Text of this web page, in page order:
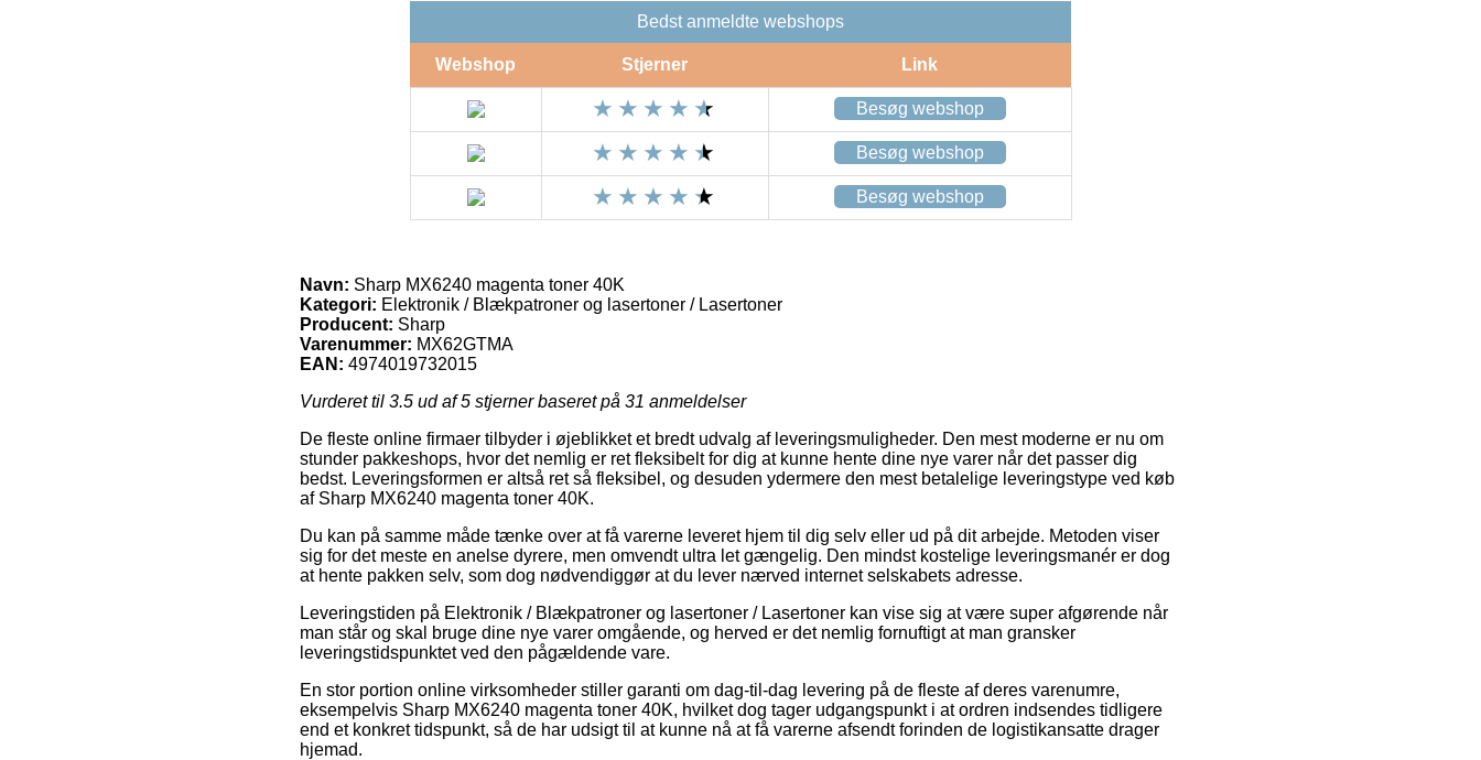
Bedst anmeldte webshops
Webshop Stjerner Link
Besøg webshop
Besøg webshop
Besøg webshop
Navn: Sharp MX6240 magenta toner 40K
Kategori: Elektronik / Blækpatroner og lasertoner / Lasertoner
Producent: Sharp
Varenummer: MX62GTMA
EAN: 4974019732015
Vurderet til 3.5 ud af 5 stjerner baseret på 31 anmeldelser
De fleste online firmaer tilbyder i øjeblikket et bredt udvalg af leveringsmuligheder. Den mest moderne er nu om
stunder pakkeshops, hvor det nemlig er ret fleksibelt for dig at kunne hente dine nye varer når det passer dig
bedst. Leveringsformen er altså ret så fleksibel, og desuden ydermere den mest betalelige leveringstype ved køb
af Sharp MX6240 magenta toner 40K.
Du kan på samme måde tænke over at få varerne leveret hjem til dig selv eller ud på dit arbejde. Metoden viser
sig for det meste en anelse dyrere, men omvendt ultra let gængelig. Den mindst kostelige leveringsmanér er dog
at hente pakken selv, som dog nødvendiggør at du lever nærved internet selskabets adresse.
Leveringstiden på Elektronik / Blækpatroner og lasertoner / Lasertoner kan vise sig at være super afgørende når
man står og skal bruge dine nye varer omgående, og herved er det nemlig fornuftigt at man gransker
leveringstidspunktet ved den pågældende vare.
En stor portion online virksomheder stiller garanti om dag-til-dag levering på de fleste af deres varenumre,
eksempelvis Sharp MX6240 magenta toner 40K, hvilket dog tager udgangspunkt i at ordren indsendes tidligere
end et konkret tidspunkt, så de har udsigt til at kunne nå at få varerne afsendt forinden de logistikansatte drager
hjemad.